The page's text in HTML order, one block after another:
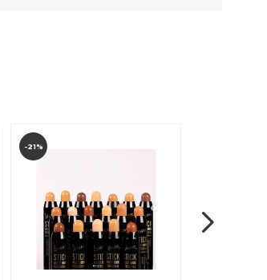
-21%